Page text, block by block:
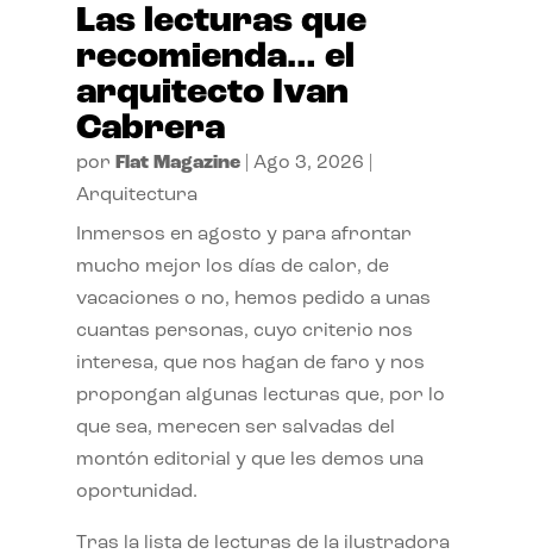
Las lecturas que
recomienda… el
arquitecto Ivan
Cabrera
por Flat Magazine| Ago 3, 2026
Arquitectura
Inmersos en agosto y para afrontar
mucho mejor los días de calor, de
vacaciones o no, hemos pedido a unas
cuantas personas, cuyo criterio nos
interesa, que nos hagan de faro y nos
propongan algunas lecturas que, por lo
que sea, merecen ser salvadas del
montón editorial y que les demos una
oportunidad.
Tras la lista de lecturas de la ilustradora